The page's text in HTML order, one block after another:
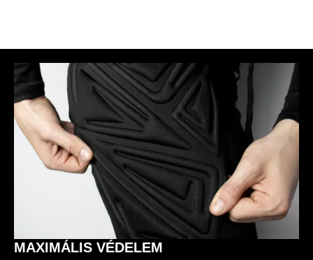
MAXIMÁLIS VÉDELEM